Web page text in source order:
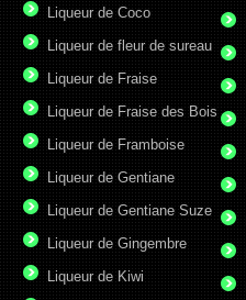
Liqueur de Coco
Liqueur de fleur de sureau
Liqueur de Fraise
Liqueur de Fraise des Bois
Liqueur de Framboise
Liqueur de Gentiane
Liqueur de Gentiane Suze
Liqueur de Gingembre
Liqueur de Kiwi